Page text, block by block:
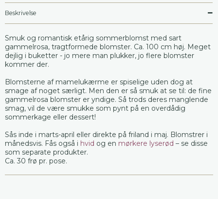
Beskrivelse
Smuk og romantisk etårig sommerblomst med sart
gammelrosa, tragtformede blomster. Ca. 100 cm høj. Meget
dejlig i buketter - jo mere man plukker, jo flere blomster
kommer der.
Blomsterne af mamelukærme er spiselige uden dog at
smage af noget særligt. Men den er så smuk at se til: de fine
gammelrosa blomster er yndige. Så trods deres manglende
smag, vil de være smukke som pynt på en overdådig
sommerkage eller dessert!
Sås inde i marts-april eller direkte på friland i maj. Blomstrer i
månedsvis. Fås også i hvid og en mørkere lyserød – se disse
som separate produkter.
Ca. 30 frø pr. pose.